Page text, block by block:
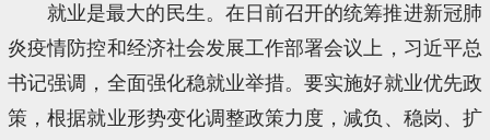
就业是最大的民生。在日前召开的统筹推进新冠肺
炎疫情防控和经济社会发展工作部署会议上，习近平总
书记强调，全面强化稳就业举措。要实施好就业优先政
策，根据就业形势变化调整政策力度，减负、稳岗、扩